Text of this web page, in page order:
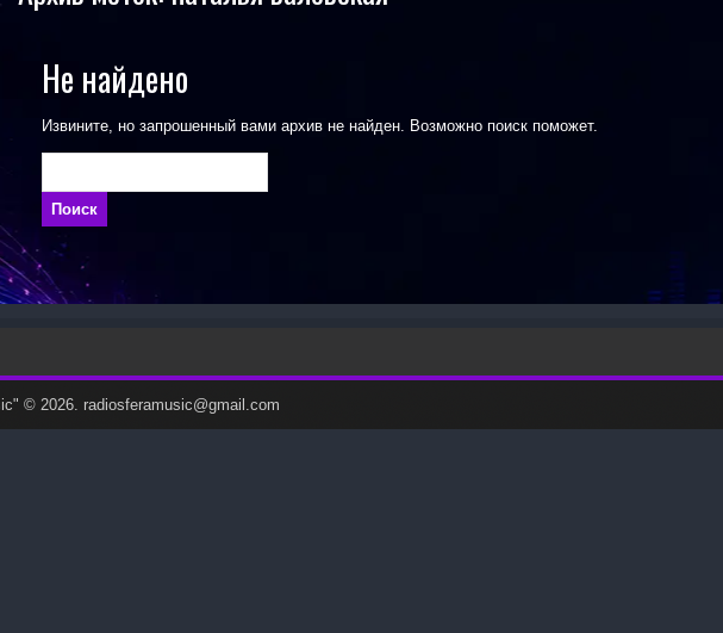
Не найдено
Извините, но запрошенный вами архив не найден. Возможно поиск поможет.
© 2026. radiosferamusic@gmail.com